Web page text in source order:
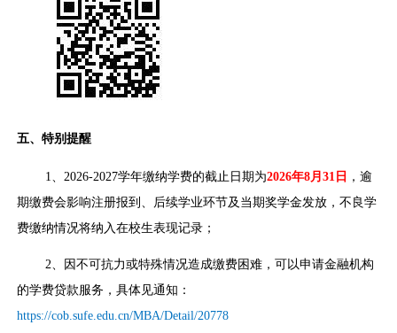
五、特别提醒
1、2026-2027学年缴纳学费的截止日期为2026年8月31日 ，逾
期缴费会影响注册报到、后续学业环节及当期奖学金发放，不良学
费缴纳情况将纳入在校生表现记录；
2、因不可抗力或特殊情况造成缴费困难，可以申请金融机构
的学费贷款服务，具体见通知：
https://cob.sufe.edu.cn/MBA/Detail/20778